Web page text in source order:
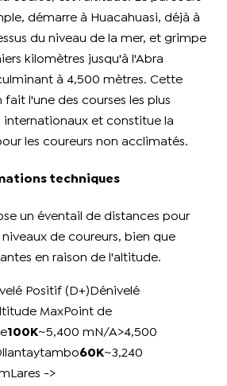
démarre à Huacahuasi, déjà à
du niveau de la mer, et grimpe
kilomètres jusqu'à l'Abra
à 4,500 mètres. Cette
l'une des courses les plus
internationaux et constitue la
les coureurs non acclimatés.
techniques
un éventail de distances pour
de coureurs, bien que
en raison de l'altitude.
Positif (D+)Dénivelé
MaxPoint de
100K~5,400 mN/A>4,500
60K~3,240
->